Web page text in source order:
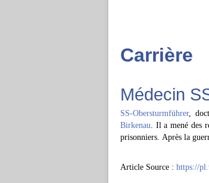
Carrière
Médecin
SS-Obersturmführer,
Birkenau. Il a mené des
prisonniers. Après la
Article Source : https://